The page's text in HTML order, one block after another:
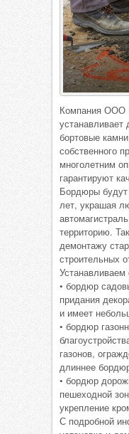
Компания ООО
бортовые
собственного
многолетним
гарантируют
Бордюры будут
лет, украшая
территорию.
демонтажу
строительных
• бордюр
придания
и имеет
• бордюр
газонов,
длиннее
• бордюр
пешеходной
укрепление
С подробной